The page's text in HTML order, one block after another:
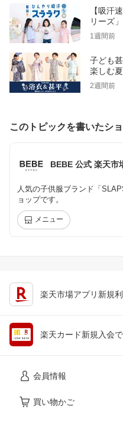
【吸汗
リーズ
1週間前
子ども
楽しむ
2週間前
このトピックを書いたシ
BEBE 公式 楽天市
人気の子供服ブランド「
ョップです。
メニュー
楽天市場アプリ新規
楽天カード新規入会
会員情報
買い物かご